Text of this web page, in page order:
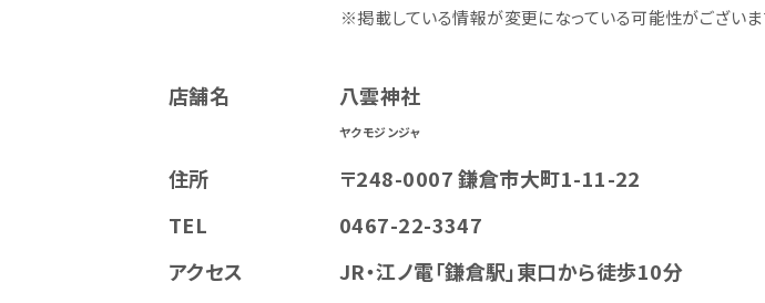
※掲載している情報が変更になっている可能性がございま
店舗名 八雲神社
ヤクモジンジャ
住所
〒248-0007 鎌倉市大町1-11-22
TEL
0467-22-3347
アクセス
JR・江ノ電「鎌倉駅」東口から徒歩10分